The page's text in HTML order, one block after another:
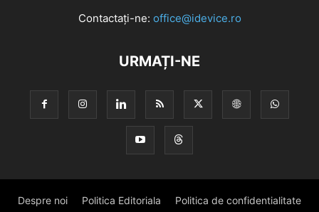
Contactați-ne: office@idevice.ro
URMAȚI-NE
Despre noi Politica Editoriala Politica de confidentialitate